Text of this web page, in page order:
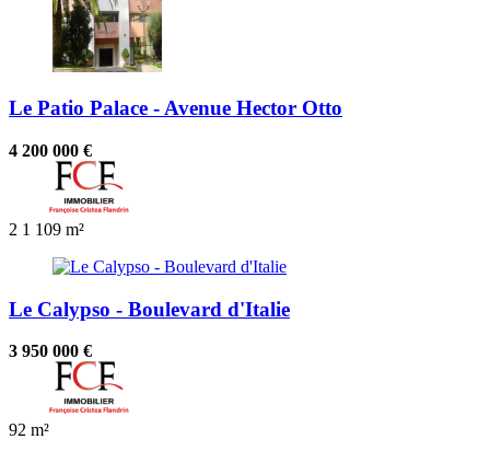
Le Patio Palace - Avenue Hector Otto
4 200 000 €
2 1 109 m²
Le Calypso - Boulevard d'Italie
3 950 000 €
92 m²